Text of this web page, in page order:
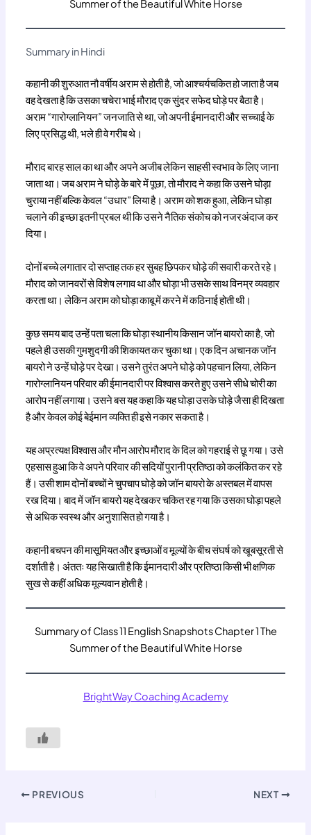
Summer of the Beautiful White Horse
Summary in Hindi
कहानी की शुरुआत नौ वर्षीय अराम से होती है, जो आश्चर्यचकित हो जाता है जब
वह देखता है कि उसका चचेरा भाई मौराद एक सुंदर सफेद घोड़े पर बैठा है।
अराम “गारोग्लानियन” जनजाति से था, जो अपनी ईमानदारी और सच्चाई के
लिए प्रसिद्ध थी, भले ही वे गरीब थे।
मौराद बारह साल का था और अपने अजीब लेकिन साहसी स्वभाव के लिए जाना
जाता था। जब अराम ने घोड़े के बारे में पूछा, तो मौराद ने कहा कि उसने घोड़ा
चुराया नहीं बल्कि केवल “उधार” लिया है। अराम को शक हुआ, लेकिन घोड़ा
चलाने की इच्छा इतनी प्रबल थी कि उसने नैतिक संकोच को नजरअंदाज कर
दिया।
दोनों बच्चे लगातार दो सप्ताह तक हर सुबह छिपकर घोड़े की सवारी करते रहे।
मौराद को जानवरों से विशेष लगाव था और घोड़ा भी उसके साथ विनम्र व्यवहार
करता था। लेकिन अराम को घोड़ा काबू में करने में कठिनाई होती थी।
कुछ समय बाद उन्हें पता चला कि घोड़ा स्थानीय किसान जॉन बायरो का है, जो
पहले ही उसकी गुमशुदगी की शिकायत कर चुका था। एक दिन अचानक जॉन
बायरो ने उन्हें घोड़े पर देखा। उसने तुरंत अपने घोड़े को पहचान लिया, लेकिन
गारोग्लानियन परिवार की ईमानदारी पर विश्वास करते हुए उसने सीधे चोरी का
आरोप नहीं लगाया। उसने बस यह कहा कि यह घोड़ा उसके घोड़े जैसा ही दिखता
है और केवल कोई बेईमान व्यक्ति ही इसे नकार सकता है।
यह अप्रत्यक्ष विश्वास और मौन आरोप मौराद के दिल को गहराई से छू गया। उसे
एहसास हुआ कि वे अपने परिवार की सदियों पुरानी प्रतिष्ठा को कलंकित कर रहे
हैं। उसी शाम दोनों बच्चों ने चुपचाप घोड़े को जॉन बायरो के अस्तबल में वापस
रख दिया। बाद में जॉन बायरो यह देखकर चकित रह गया कि उसका घोड़ा पहले
से अधिक स्वस्थ और अनुशासित हो गया है।
कहानी बचपन की मासूमियत और इच्छाओं व मूल्यों के बीच संघर्ष को खूबसूरती से
दर्शाती है। अंततः यह सिखाती है कि ईमानदारी और प्रतिष्ठा किसी भी क्षणिक
सुख से कहीं अधिक मूल्यवान होती है।
Summary of Class 11 English Snapshots Chapter 1 The
Summer of the Beautiful White Horse
BrightWay Coaching Academy
PREVIOUS NEXT